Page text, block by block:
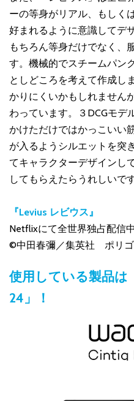
ーの等身がリアル、もしく
好まれるように意識してデ
もちろん等身だけでなく、
す。機械的でスチームパン
としどころを考えて作成し
かりにくいかもしれません
わっています。３DCGモデ
かけただけではかっこいい
が入るようシルエットを突
てキャラクターデザインし
してもらえたらうれしいです
『Levius レビウス』
Netflixにて全世界独占配信中
©中田春彌／集英社 ポリ
使用している製品は
24」！